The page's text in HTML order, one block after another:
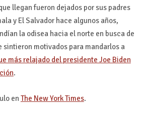
llegan fueron dejados por sus padres
y El Salvador hace algunos años,
la odisea hacia el norte en busca de
sintieron motivados para mandarlos a
más relajado del presidente Joe Biden
.
en The New York Times.